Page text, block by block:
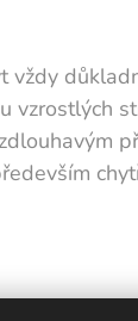
vzrostlých